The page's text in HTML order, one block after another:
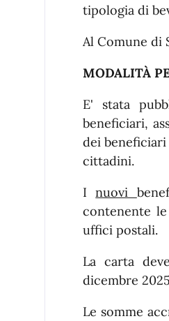
tipologia di
Al Comune di
MODALITÀ
E' stata
beneficiari,
dei
cittadini.
Inuovi
contenente
uffici postali.
La carta
dicembre
Le somme